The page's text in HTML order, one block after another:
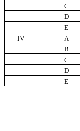
C
D
E
IV
A
B
C
D
E